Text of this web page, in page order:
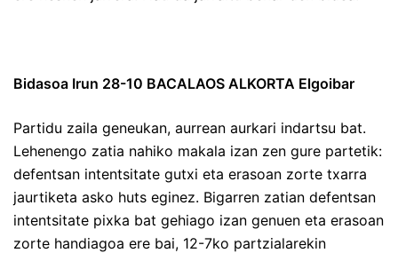
Bidasoa Irun 28-10 BACALAOS ALKORTA Elgoibar
Partidu zaila geneukan, aurrean aurkari indartsu bat.
Lehenengo zatia nahiko makala izan zen gure partetik:
defentsan intentsitate gutxi eta erasoan zorte txarra
jaurtiketa asko huts eginez. Bigarren zatian defentsan
intentsitate pixka bat gehiago izan genuen eta erasoan
zorte handiagoa ere bai, 12-7ko partzialarekin